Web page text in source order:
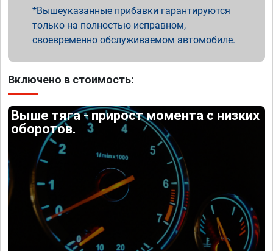
Вышеуказанные прибавки гарантируются
только на полностью исправном,
своевременно обслуживаемом автомобиле.
Включено в стоимость:
Выше тяга - прирост момента с низких
оборотов.